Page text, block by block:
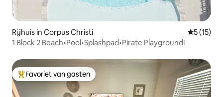
Rijhuis in Corpus Christi
5 (15)
1 Block 2 Beach•Pool•Splashpad•Pirate Playground!
Topfavoriet van gasten
Favoriet van gasten